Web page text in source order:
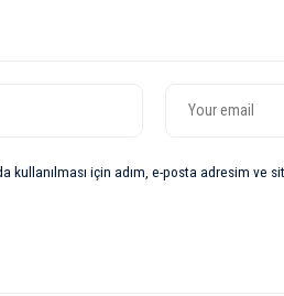
kullanılması için adım, e-posta adresim ve